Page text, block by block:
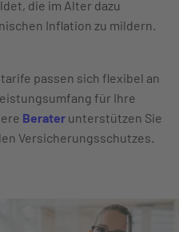
die im Alter dazu
Inflation zu mildern.
passen sich flexibel an
für Ihre
Berater unterstützen Sie
Versicherungsschutzes.